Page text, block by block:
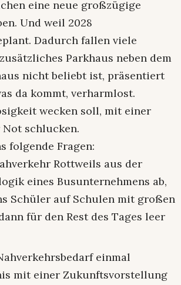
eine neue großzügige
Und weil 2028
Dadurch fallen viele
Parkhaus neben dem
nicht beliebt ist, präsentiert
da kommt, verharmlost.
wecken soll, mit einer
schlucken.
folgende Fragen:
Rottweils aus der
eines Busunternehmens ab,
Schüler auf Schulen mit großen
für den Rest des Tages leer
einmal
mit einer Zukunftsvorstellung